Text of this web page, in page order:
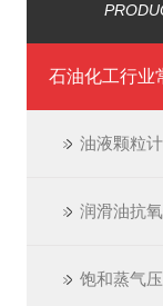
石油化工行业
油液颗粒
润滑油抗
饱和蒸气